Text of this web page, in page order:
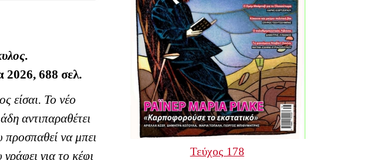
.
2026, 688 σελ.
είσαι. Το νέο
αντιπαραθέτει
προσπαθεί να μπει
για το κέφι
Τεύχος 178